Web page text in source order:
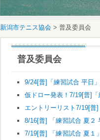
新潟市テニス協会 > 普及委員会
普及委員会
9/24[普]「練習試合 平日」
仮ドロー発表！7/19[普]「
エントリーリスト7/19[普]
8/16[普] 「練習試合 夏２
7/19[普] 「練習試合 夏１」